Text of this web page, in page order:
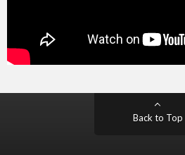
Back to Top